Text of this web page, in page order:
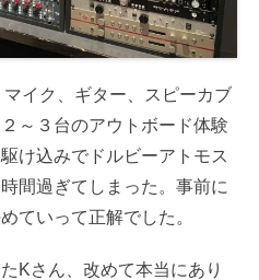
イク、ギター、スピーカブ
～３台のアウトボード体験
け込みでドルビーアトモス
間過ぎてしまった。事前に
ていって正解でした。
Kさん、改めて本当にあり